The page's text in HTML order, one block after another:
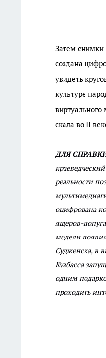
Затем снимки
создана
увидеть
культуре
скала во II
ДЛЯ
реальности
оцифрована
ящеров-
модели
Судженска, в
Кузбасса
одним
проходить